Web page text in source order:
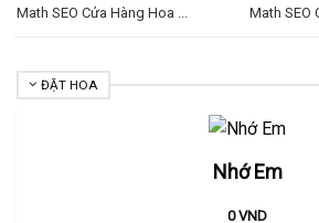
Math SEO Cửa Hàng Hoa ...
Math SEO
ĐẶT HOA
Nhớ Em
0VND